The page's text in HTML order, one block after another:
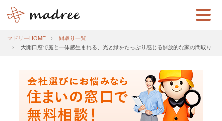
マドリーHOME
間取り一覧
大開口窓で庭と一体感生まれる、光と緑をたっぷり感じる開放的な家の間取り